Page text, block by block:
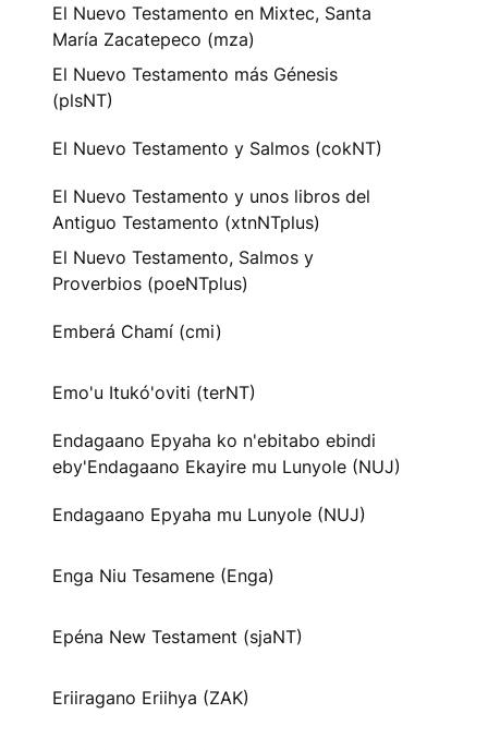
El Nuevo Testamento en Mixtec, Santa
María Zacatepeco (mza)
El Nuevo Testamento más Génesis
(plsNT)
El Nuevo Testamento y Salmos (cokNT)
El Nuevo Testamento y unos libros del
Antiguo Testamento (xtnNTplus)
El Nuevo Testamento, Salmos y
Proverbios (poeNTplus)
Emberá Chamí (cmi)
Emo'u Itukó'oviti (terNT)
Endagaano Epyaha ko n'ebitabo ebindi
eby'Endagaano Ekayire mu Lunyole (NUJ)
Endagaano Epyaha mu Lunyole (NUJ)
Enga Niu Tesamene (Enga)
Epéna New Testament (sjaNT)
Eriiragano Eriihya (ZAK)